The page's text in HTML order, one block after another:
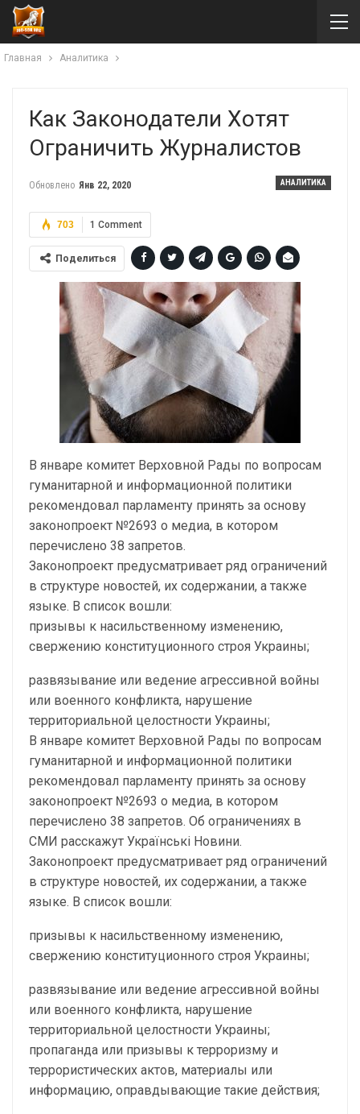
Главная Аналитика
Как Законодатели Хотят
Ограничить Журналистов
АНАЛИТИКА
Обновлено Янв 22, 2020
1 Comment
703
Поделиться
В январе комитет Верховной Рады по вопросам
гуманитарной и информационной политики
рекомендовал парламенту принять за основу
законопроект №2693 о медиа, в котором
перечислено 38 запретов.
Законопроект предусматривает ряд ограничений
в структуре новостей, их содержании, а также
языке. В список вошли:
призывы к насильственному изменению,
свержению конституционного строя Украины;
развязывание или ведение агрессивной войны
или военного конфликта, нарушение
территориальной целостности Украины;
В январе комитет Верховной Рады по вопросам
гуманитарной и информационной политики
рекомендовал парламенту принять за основу
законопроект №2693 о медиа, в котором
перечислено 38 запретов. Об ограничениях в
СМИ расскажут Українські Новини.
Законопроект предусматривает ряд ограничений
в структуре новостей, их содержании, а также
языке. В список вошли:
призывы к насильственному изменению,
свержению конституционного строя Украины;
развязывание или ведение агрессивной войны
или военного конфликта, нарушение
территориальной целостности Украины;
пропаганда или призывы к терроризму и
террористических актов, материалы или
информацию, оправдывающие такие действия;